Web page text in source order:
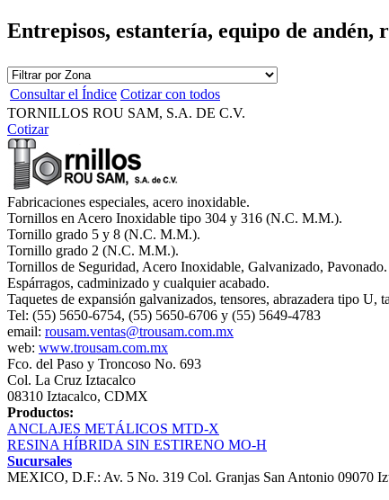
Entrepisos, estantería, equipo de
Consultar el Índice Cotizar con todos
TORNILLOS ROU SAM, S.A. DE C.V.
Cotizar
Fabricaciones especiales, acero inoxidable.
Tornillos en Acero Inoxidable tipo 304 y 316 (N.C. M.M.).
Tornillo grado 5 y 8 (N.C. M.M.).
Tornillo grado 2 (N.C. M.M.).
Tornillos de Seguridad, Acero Inoxidable, Galvanizado, Pavonado.
Espárragos, cadminizado y cualquier acabado.
Taquetes de expansión galvanizados, tensores, abrazadera tipo U,
Tel: (55) 5650-6754, (55) 5650-6706 y (55) 5649-4783
email: rousam.ventas@trousam.com.mx
web: www.trousam.com.mx
Fco. del Paso y Troncoso No. 693
Col. La Cruz Iztacalco
08310 Iztacalco, CDMX
Productos:
ANCLAJES METÁLICOS MTD‐X
RESINA HÍBRIDA SIN ESTIRENO MO‐H
Sucursales
MEXICO, D.F.: Av. 5 No. 319 Col. Granjas San Antonio 09070